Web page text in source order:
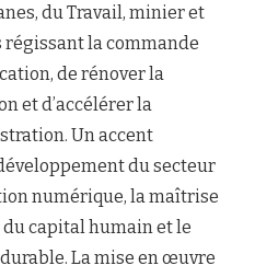
du Travail, minier et
régissant la commande
de rénover la
et d’accélérer la
Un accent
du secteur
numérique, la maîtrise
du capital humain et le
La mise en œuvre